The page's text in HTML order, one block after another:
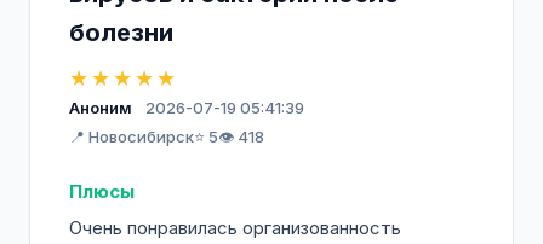
болезни
★★★★★
Аноним
2026-07-19 05:41:39
📍 Новосибирск⭐ 5👁️ 418
Плюсы
Очень понравилась организованность